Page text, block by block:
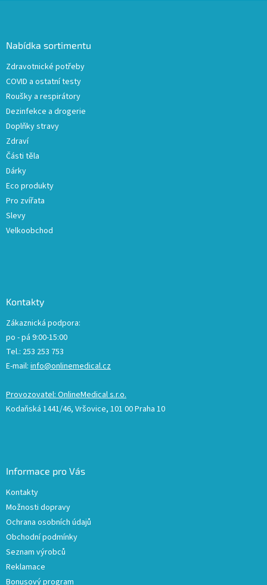
Nabídka sortimentu
Zdravotnické potřeby
COVID a ostatní testy
Roušky a respirátory
Dezinfekce a drogerie
Doplňky stravy
Zdraví
Části těla
Dárky
Eco produkty
Pro zvířata
Slevy
Velkoobchod
Kontakty
Zákaznická podpora:
po - pá 9:00-15:00
Tel.: 253 253 753
E-mail: info@onlinemedical.cz
Provozovatel: OnlineMedical s.r.o.
Kodaňská 1441/46, Vršovice, 101 00 Praha 10
Informace pro Vás
Kontakty
Možnosti dopravy
Ochrana osobních údajů
Obchodní podmínky
Seznam výrobců
Reklamace
Bonusový program